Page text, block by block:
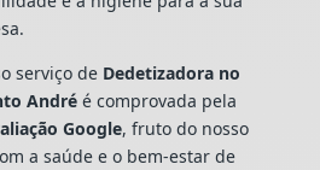
serviço de Dedetizadora no
Andréé comprovada pela
Google, fruto do nosso
a saúde e o bem-estar de